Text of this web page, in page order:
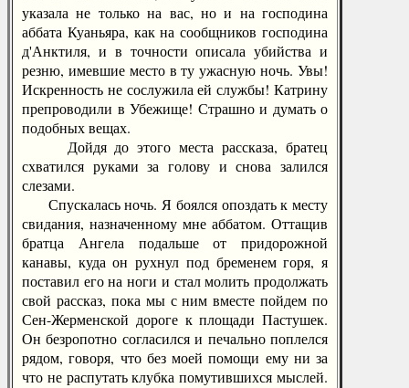
указала не только на вас, но и на господина
аббата Куаньяра, как на сообщников господина
д'Анктиля, и в точности описала убийства и
резню, имевшие место в ту ужасную ночь. Увы!
Искренность не сослужила ей службы! Катрину
препроводили в Убежище! Страшно и думать о
подобных вещах.
Дойдя до этого места рассказа, братец
схватился руками за голову и снова залился
слезами.
Спускалась ночь. Я боялся опоздать к месту
свидания, назначенному мне аббатом. Оттащив
братца Ангела подальше от придорожной
канавы, куда он рухнул под бременем горя, я
поставил его на ноги и стал молить продолжать
свой рассказ, пока мы с ним вместе пойдем по
Сен-Жерменской дороге к площади Пастушек.
Он безропотно согласился и печально поплелся
рядом, говоря, что без моей помощи ему ни за
что не распутать клубка помутившихся мыслей.